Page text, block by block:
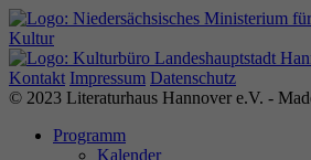
Kontakt Impressum Datenschutz
© 2023 Literaturhaus Hannover e.V. -
Programm
Kalender